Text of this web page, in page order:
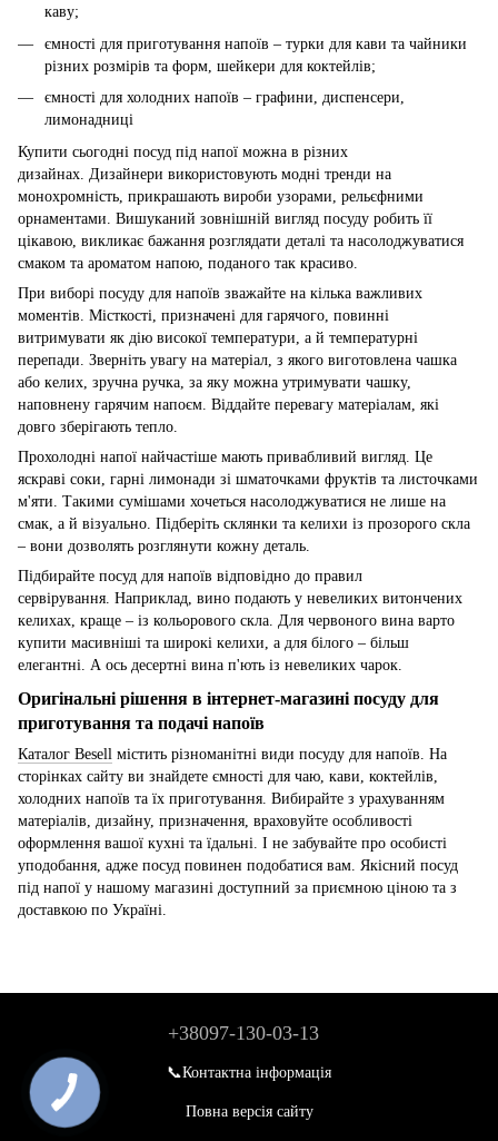
каву;
ємності для приготування напоїв – турки для кави та чайники
різних розмірів та форм, шейкери для коктейлів;
ємності для холодних напоїв – графини, диспенсери,
лимонадниці
Купити сьогодні посуд під напої можна в різних
дизайнах. Дизайнери використовують модні тренди на
монохромність, прикрашають вироби узорами, рельєфними
орнаментами. Вишуканий зовнішній вигляд посуду робить її
цікавою, викликає бажання розглядати деталі та насолоджуватися
смаком та ароматом напою, поданого так красиво.
При виборі посуду для напоїв зважайте на кілька важливих
моментів. Місткості, призначені для гарячого, повинні
витримувати як дію високої температури, а й температурні
перепади. Зверніть увагу на матеріал, з якого виготовлена ​​чашка
або келих, зручна ручка, за яку можна утримувати чашку,
наповнену гарячим напоєм. Віддайте перевагу матеріалам, які
довго зберігають тепло.
Прохолодні напої найчастіше мають привабливий вигляд. Це
яскраві соки, гарні лимонади зі шматочками фруктів та листочками
м'яти. Такими сумішами хочеться насолоджуватися не лише на
смак, а й візуально. Підберіть склянки та келихи із прозорого скла
– вони дозволять розглянути кожну деталь.
Підбирайте посуд для напоїв відповідно до правил
сервірування. Наприклад, вино подають у невеликих витончених
келихах, краще – із кольорового скла. Для червоного вина варто
купити масивніші та широкі келихи, а для білого – більш
елегантні. А ось десертні вина п'ють із невеликих чарок.
Оригінальні рішення в інтернет-магазині посуду для
приготування та подачі напоїв
Каталог Besell містить різноманітні види посуду для напоїв. На
сторінках сайту ви знайдете ємності для чаю, кави, коктейлів,
холодних напоїв та їх приготування. Вибирайте з урахуванням
матеріалів, дизайну, призначення, враховуйте особливості
оформлення вашої кухні та їдальні. І не забувайте про особисті
уподобання, адже посуд повинен подобатися вам. Якісний посуд
під напої у нашому магазині доступний за приємною ціною та з
доставкою по Україні.
+38097-130-03-13
📞Контактна інформація
Повна версія сайту